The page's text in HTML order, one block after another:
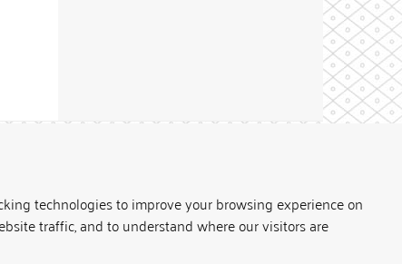
technologies to improve your browsing experience on
traffic, and to understand where our visitors are